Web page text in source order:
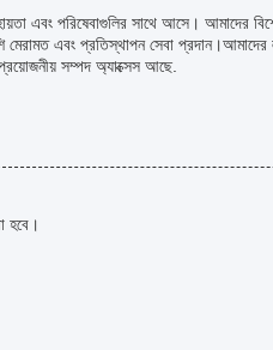
এবং পরিষেবাগুলির সাথে আসে। আমাদের
এবং প্রতিস্থাপন সেবা প্রদান।আমাদের
সম্পদ অ্যাক্সেস আছে.
হবে।